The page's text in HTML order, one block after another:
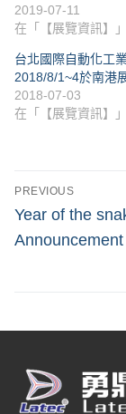
2019-07-11
在「【展覽資訊】
台北國際自動化工
2018/8/1~4於南港
2018-07-03
在「【展覽資訊】
PREVIOUS
Year of the
Announcement